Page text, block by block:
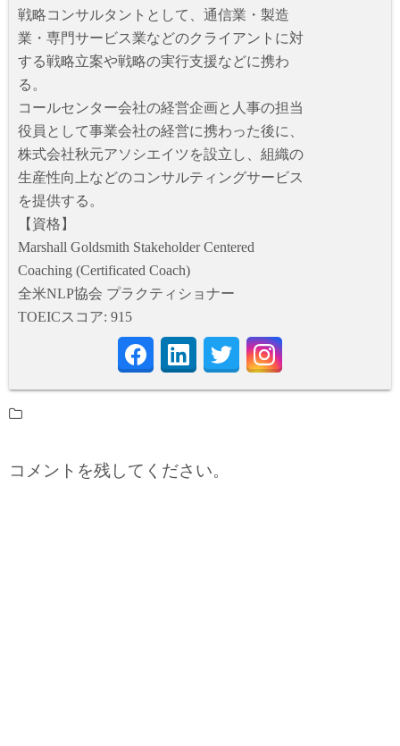
戦略コンサルタントとして、通信業・製造
業・専門サービス業などのクライアントに対
する戦略立案や戦略の実行支援などに携わ
る。
コールセンター会社の経営企画と人事の担当
役員として事業会社の経営に携わった後に、
株式会社秋元アソシエイツを設立し、組織の
生産性向上などのコンサルティングサービス
を提供する。
【資格】
Marshall Goldsmith Stakeholder Centered
Coaching (Certificated Coach)
全米NLP協会 プラクティショナー
TOEICスコア: 915
コメントを残してください。